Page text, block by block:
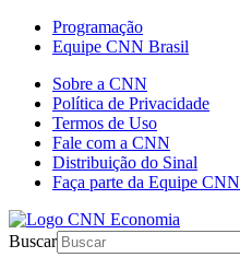
Programação
Equipe CNN Brasil
Sobre a CNN
Política de Privacidade
Termos de Uso
Fale com a CNN
Distribuição do Sinal
Faça parte da Equipe CNN
Buscar